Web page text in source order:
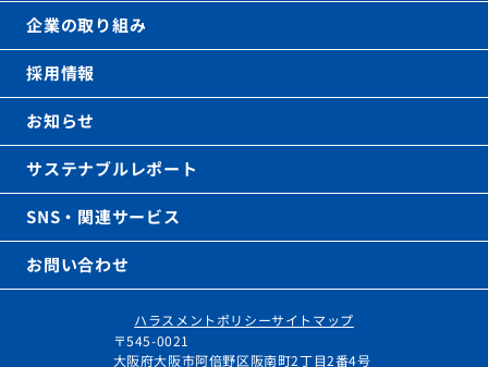
〒545-0021
大阪府大阪市阿倍野区阪南町2丁目2番4号
ハラスメントポリシーサイトマップ
企業の取り組み
採用情報
お知らせ
サステナブルレポート
SNS・関連サービス
お問い合わせ